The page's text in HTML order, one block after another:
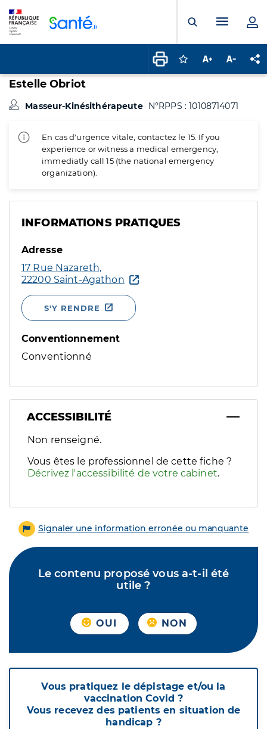
Ouvrir laMenu
Connectez-vous
Augmenter la
Estelle Obriot
Masseur-Kinésithérapeute N°RPPS : 10108714071
En cas d'urgence vitale, contactez le 15. If you
experience or witness a medical emergency,
immediatly call 15 (the national emergency
organization).
INFORMATIONS PRATIQUES
Adresse
17 Rue Nazareth,
22200 Saint-Agathon
S'Y RENDRE
Conventionnement
Conventionné
ACCESSIBILITÉ
Filtres
Sélectionnez un ou plusieurs handicaps/besoins
Non renseigné.
Vous êtes le professionnel de cette fiche ?
Décrivez l'accessibilité de votre cabinet.
Signaler une information erronée ou manquante
Le contenu proposé vous a-t-il été
utile ?
OUI NON
Vous pratiquez le dépistage et/ou la
vaccination Covid ?
Vous recevez des patients en situation de
handicap ?